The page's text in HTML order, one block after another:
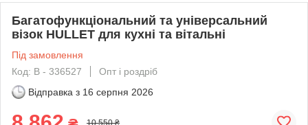
Багатофункціональний та універсальний
візок HULLET для кухні та вітальні
Під замовлення
Код: В - 336527
Опт і роздріб
Відправка з 16 серпня 2026
10 550 ₴